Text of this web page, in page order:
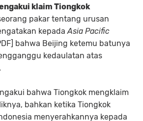
klaim Tiongkok
pakar tentang urusan
kepadaAsia Pacific
bahwa Beijing ketemu batunya
kedaulatan atas
bahwa Tiongkok mengklaim
bahkan ketika Tiongkok
menyerahkannya kepada